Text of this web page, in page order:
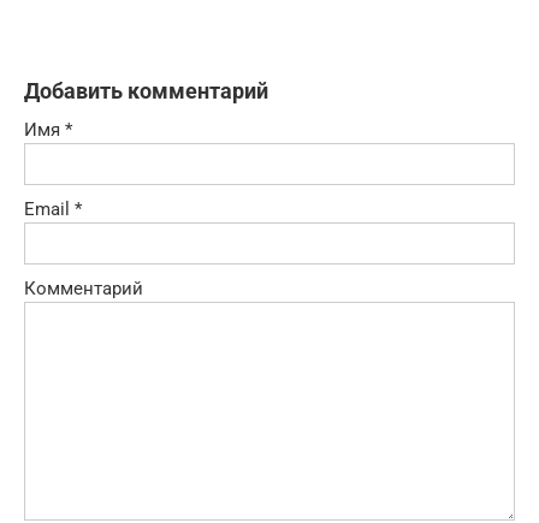
Добавить комментарий
Имя *
Email *
Комментарий